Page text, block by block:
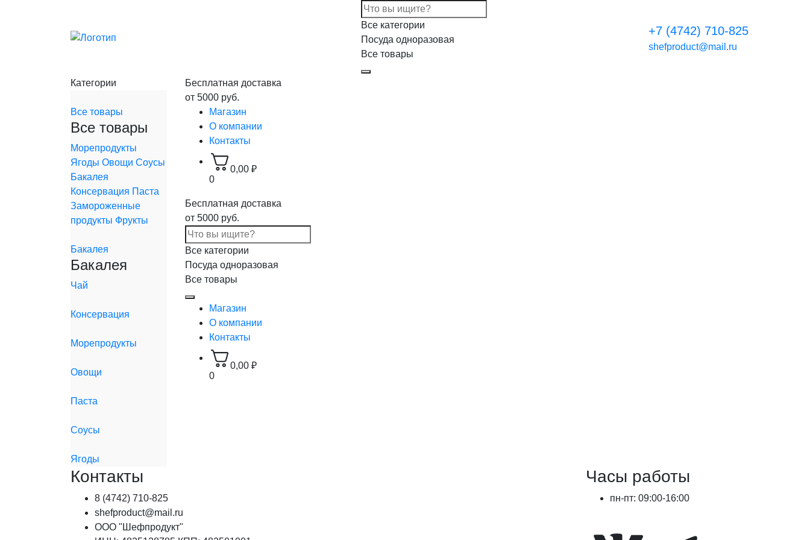
Все категории
Посуда одноразовая
Все товары
+7 (4742) 710-825
shefproduct@mail.ru
Категории
Все товары
Все товары
Морепродукты
Ягоды Овощи Соусы
Бакалея
Консервация Паста
Замороженные
продукты Фрукты
Бакалея
Бакалея
Чай
Консервация
Морепродукты
Овощи
Паста
Соусы
Ягоды
Бесплатная доставка
от 5000 руб.
Магазин
О компании
Контакты
0
0,00 ₽
Бесплатная доставка
от 5000 руб.
Все категории
Посуда одноразовая
Все товары
Магазин
О компании
Контакты
0
0,00 ₽
Контакты
8 (4742) 710-825
shefproduct@mail.ru
ООО "Шефпродукт"
Часы работы
пн-пт: 09:00-16:00